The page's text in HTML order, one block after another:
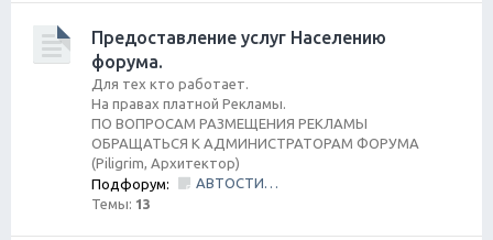
Предоставление услуг Населению
форума.
Для тех кто работает.
На правах платной Рекламы.
ПО ВОПРОСАМ РАЗМЕЩЕНИЯ РЕКЛАМЫ
ОБРАЩАТЬСЯ К АДМИНИСТРАТОРАМ ФОРУМА
(Piligrim, Архитектор)
Подфорум:
АВТОСТИЛЬ by SANDRA
Темы: 13